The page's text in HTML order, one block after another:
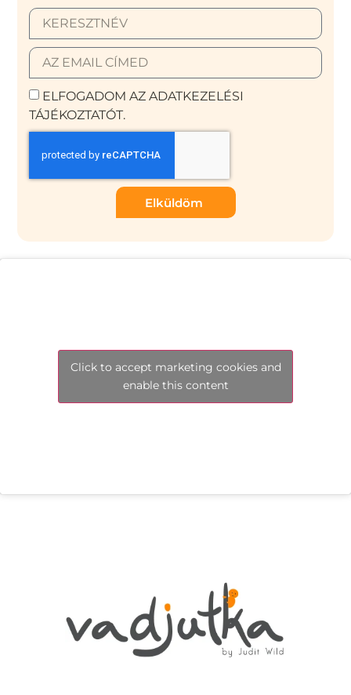
ELFOGADOM AZ ADATKEZELÉSI
TÁJÉKOZTATÓT.
Elküldöm
Click to accept marketing cookies and
enable this content